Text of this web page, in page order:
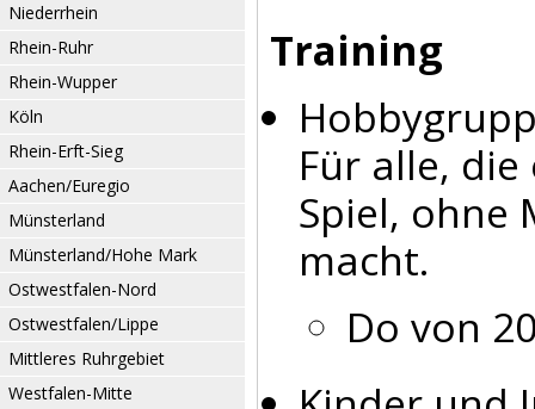
Niederrhein
Rhein-Ruhr
Rhein-Wupper
Köln
Rhein-Erft-Sieg
Aachen/Euregio
Münsterland
Münsterland/Hohe Mark
Ostwestfalen-Nord
Ostwestfalen/Lippe
Mittleres Ruhrgebiet
Westfalen-Mitte
Training
Für alle,
Spiel, ohne
macht.
Do von